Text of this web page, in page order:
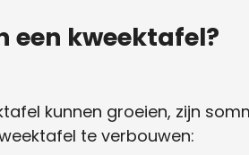
een kweektafel?
kunnen groeien, zijn
te verbouwen: